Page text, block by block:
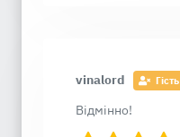
vinalord Гість
Відмінно!